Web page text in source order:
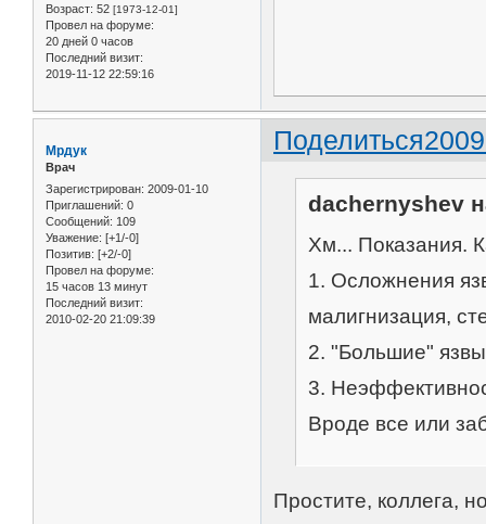
Возраст: 52 [1973-12-01]
Провел на форуме:
20 дней 0 часов
Последний визит:
2019-11-12 22:59:16
Поделиться
Мрдук
Врач
Зарегистрирован: 2009-01-10
Приглашений: 0
Сообщений: 109
Уважение: [+1/-0]
Позитив: [+2/-0]
Провел на форуме:
15 часов 13 минут
Последний визит:
2010-02-20 21:09:39
dachernyshev
Хм... Показания.
1. Осложнения
малигнизация,
2. "Большие"
3.
Вроде все или
Простите, коллега,